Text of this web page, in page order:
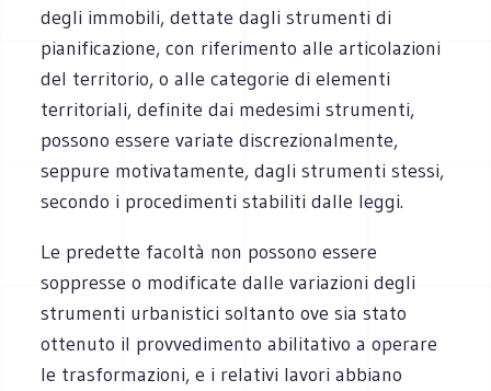
degli immobili, dettate dagli strumenti di
pianificazione, con riferimento alle articolazioni
del territorio, o alle categorie di elementi
territoriali, definite dai medesimi strumenti,
possono essere variate discrezionalmente,
seppure motivatamente, dagli strumenti stessi,
secondo i procedimenti stabiliti dalle leggi.
Le predette facoltà non possono essere
soppresse o modificate dalle variazioni degli
strumenti urbanistici soltanto ove sia stato
ottenuto il provvedimento abilitativo a operare
le trasformazioni, e i relativi lavori abbiano